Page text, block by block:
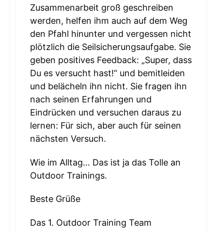
Zusammenarbeit groß geschreiben
werden, helfen ihm auch auf dem Weg
den Pfahl hinunter und vergessen nicht
plötzlich die Seilsicherungsaufgabe. Sie
geben positives Feedback: „Super, dass
Du es versucht hast!“ und bemitleiden
und belächeln ihn nicht. Sie fragen ihn
nach seinen Erfahrungen und
Eindrücken und versuchen daraus zu
lernen: Für sich, aber auch für seinen
nächsten Versuch.
Wie im Alltag… Das ist ja das Tolle an
Outdoor Trainings.
Beste Grüße
Das 1. Outdoor Training Team